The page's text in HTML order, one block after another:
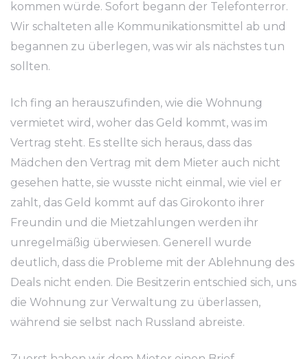
kommen würde. Sofort begann der Telefonterror.
Wir schalteten alle Kommunikationsmittel ab und
begannen zu überlegen, was wir als nächstes tun
sollten.
Ich fing an herauszufinden, wie die Wohnung
vermietet wird, woher das Geld kommt, was im
Vertrag steht. Es stellte sich heraus, dass das
Mädchen den Vertrag mit dem Mieter auch nicht
gesehen hatte, sie wusste nicht einmal, wie viel er
zahlt, das Geld kommt auf das Girokonto ihrer
Freundin und die Mietzahlungen werden ihr
unregelmäßig überwiesen. Generell wurde
deutlich, dass die Probleme mit der Ablehnung des
Deals nicht enden. Die Besitzerin entschied sich, uns
die Wohnung zur Verwaltung zu überlassen,
während sie selbst nach Russland abreiste.